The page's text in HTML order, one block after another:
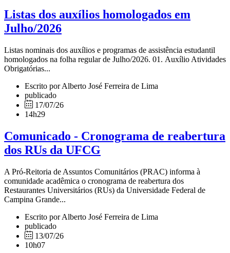
Listas dos auxílios homologados em
Julho/2026
Listas nominais dos auxílios e programas de assistência estudantil
homologados na folha regular de Julho/2026. 01. Auxílio Atividades
Obrigatórias...
Escrito por Alberto José Ferreira de Lima
publicado
17/07/26
14h29
Comunicado - Cronograma de reabertura
dos RUs da UFCG
A Pró-Reitoria de Assuntos Comunitários (PRAC) informa à
comunidade acadêmica o cronograma de reabertura dos
Restaurantes Universitários (RUs) da Universidade Federal de
Campina Grande...
Escrito por Alberto José Ferreira de Lima
publicado
13/07/26
10h07